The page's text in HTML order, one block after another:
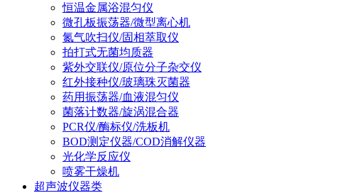
恒温金属浴混匀仪
微孔板振荡器/微型离心机
氮气吹扫仪/固相萃取仪
拍打式无菌均质器
紫外交联仪/原位分子杂交仪
红外接种仪/玻璃珠灭菌器
药用振荡器/血液混匀仪
菌落计数器/旋涡混合器
PCR仪/酶标仪/洗板机
BOD测定仪器/COD消解仪器
光化学反应仪
喷雾干燥机
超声波仪器类